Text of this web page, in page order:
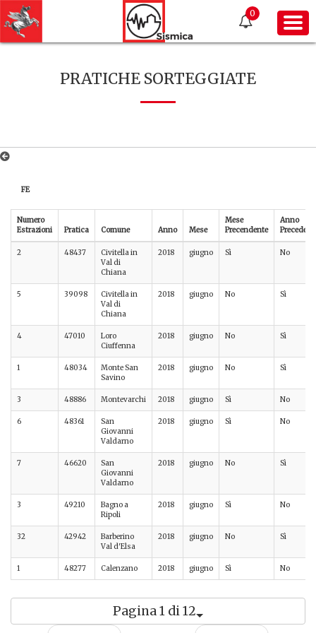
0
PRATICHE SORTEGGIATE
FE
Numero
Estrazioni
Pratica Comune Anno Mese
Mese
Precendente
Anno
2 48437
Civitella in
Val di
Chiana
2018 giugno Sì No
5 39098
Civitella in
Val di
Chiana
2018 giugno No Sì
4 47010
Loro
Ciuffenna
2018 giugno No Sì
1 48034
Monte San
Savino
2018 giugno No Sì
3 48886 Montevarchi 2018 giugno Sì No
6 48361
San
Giovanni
Valdarno
2018 giugno Sì No
7 46620
San
Giovanni
Valdarno
2018 giugno No Sì
3 49210
Bagno a
Ripoli
2018 giugno Sì No
32 42942
Barberino
Val d'Elsa
2018 giugno No Sì
1 48277 Calenzano 2018 giugno Sì No
Pagina 1 di 12